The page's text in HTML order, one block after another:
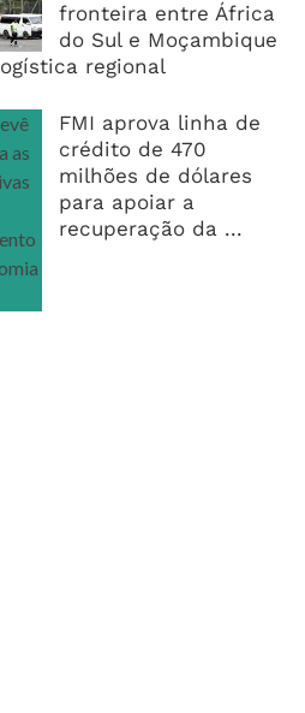
fronteira entre África
do Sul e Moçambique
regional
FMI aprova linha de
crédito de 470
milhões de dólares
para apoiar a
recuperação da ...
Regressa Aos Lucros,
A Clientes Recua 7,1%
Abaixo Dos 80
Avanços Nas
Sobre Hormuz
Sobe Para 1,13 Biliões
E Pressão Desloca-Se
Interno